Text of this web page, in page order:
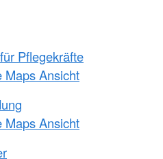
Pflegekräfte
Maps Ansicht
Maps Ansicht